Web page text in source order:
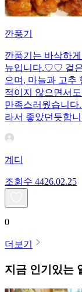
깐풍기
깐풍기는 바삭하
뉴입니다.♡♡ 겉은
으며, 마늘과 고추
적이지 않으면서
만족스러웠습니다
라서 좋았던듯합
계디
조회수 4426.02.25
0
더보기
지금 인기있는